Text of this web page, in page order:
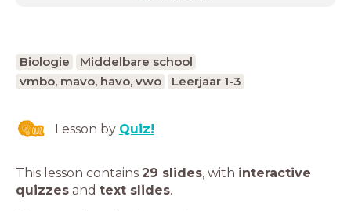
Biologie
Middelbare school
vmbo, mavo, havo, vwo
Leerjaar 1-3
Lesson by Quiz!
This lesson contains 29 slides, with interactive
quizzes and text slides.